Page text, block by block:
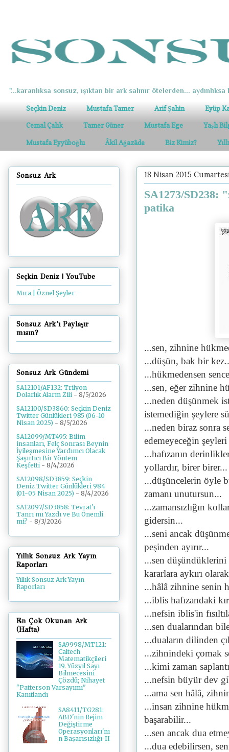
"...karanlıksa sonsuz, ışıktan bir ark salınır ötelerden... aydınlıksa
Seçkin Deniz Mustafa Tamer Arif Şahin Eyüp
Cemal Çalık Tamer Güner Mustafa Ege Yaşlı
Mustafa Eyyüboğlu Âkil Ağazâde Biz Kimiz?
18 Nisan 2015
SA1273/SD238:
patika
...sen, zihnine
...düşün, bak bir
...hükmedensen
...sen, eğer zihnine
...neden düşünmek
istemediğin şeylere
...neden biraz sonra
edemeyeceğin
...hafızanın
yollardır, birer birer...
...düşüncelerin öyle
zamanı unutursun...
...zamansızlığın
gidersin...
...seni ancak
peşinden ayırır...
...sen
kararlara aykırı
...hâlâ zihnine senin
...iblis hafızandaki
...nefsin iblis'in
...sen dualarından
...duaların dilinden
...zihnindeki çomak
...kimi zaman
...nefsin büyür dev
...ama sen hâlâ,
...insan zihnine
başarabilir...
...sen ancak dua
...dua edebilirsen,
Sonsuz Ark
Seçkin Deniz | YouTube
Mıra | Öznel Şeyler
Sonsuz Ark'ı Paylaşır
mısın?
Sonsuz Ark Gündemi
SA12101/AF132: Trilyon
Dolarlık Alarm Zili - 8/5/2026
SA12100/SD3860: Seçkin Deniz
Twitter Günlükleri 985 (06-10
Nisan 2025) - 8/5/2026
SA12099/MT495: Bilim
insanları, Felç Sonrası Beynin
İyileşmesine Yardımcı Olacak
Şaşırtıcı Bir Yöntem
Keşfetti - 8/4/2026
SA12098/SD3859: Seçkin
Deniz Twitter Günlükleri 984
(01-05 Nisan 2025) - 8/4/2026
SA12097/SD3858: Tevrat'ı
Tanrı mı Yazdı ve Bu Önemli
mi? - 8/3/2026
Yıllık Sonsuz Ark Yayın
Raporları
Yıllık Sonsuz Ark Yayın
Raporları
En Çok Okunan Ark
(Hafta)
SA9998/MT121:
Caltech
Matematikçileri
19. Yüzyıl Sayı
Bilmecesini
Çözdü; Nihayet
"Patterson Varsayımı"
Kanıtlandı
SA8411/TG281:
ABD'nin Rejim
Değiştirme
Operasyonları'nı
n Başarısızlığı-II